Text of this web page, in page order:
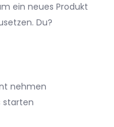
ein neues Produkt
Du?
nehmen
starten